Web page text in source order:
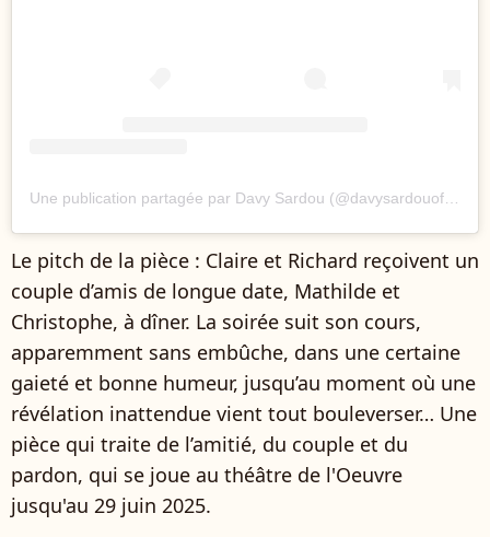
Le pitch de la pièce : Claire et Richard reçoivent un
couple d’amis de longue date, Mathilde et
Christophe, à dîner. La soirée suit son cours,
apparemment sans embûche, dans une certaine
gaieté et bonne humeur, jusqu’au moment où une
révélation inattendue vient tout bouleverser… Une
pièce qui traite de l’amitié, du couple et du
pardon, qui se joue au théâtre de l'Oeuvre
jusqu'au 29 juin 2025.